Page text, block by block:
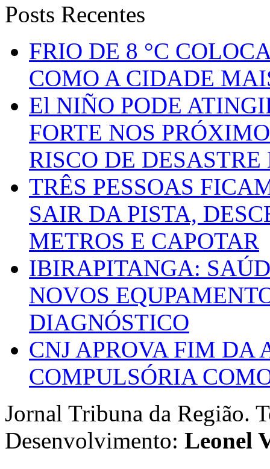
Posts Recentes
FRIO DE 8 °C
COMO A CIDADE
El NIÑO PODE
FORTE NOS
RISCO DE
TRÊS PESSOAS
SAIR DA PISTA,
METROS E CAPOTAR
IBIRAPITANGA:
NOVOS
DIAGNÓSTICO
CNJ APROVA FIM DA
COMPULSÓRIA
Jornal Tribuna da Região.
Desenvolvimento: Leonel